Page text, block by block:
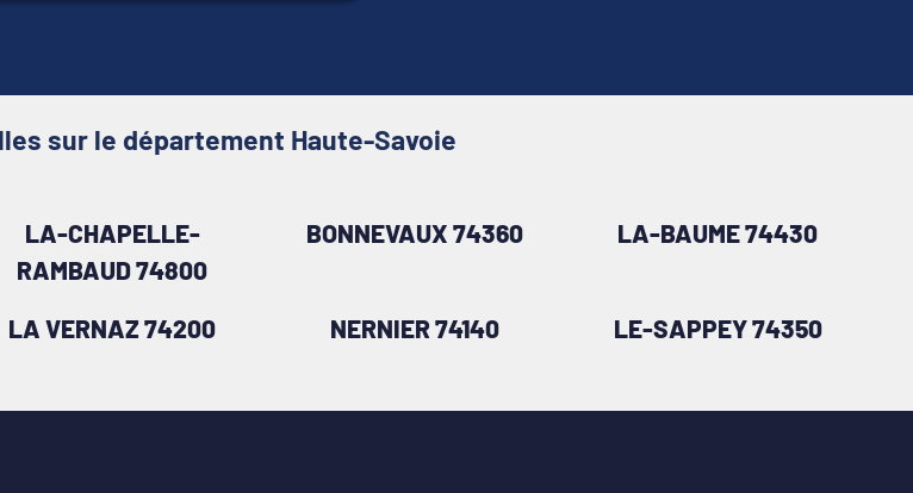
sur le département Haute-Savoie
LA-CHAPELLE-
RAMBAUD 74800
BONNEVAUX 74360 LA-BAUME 74430
LA VERNAZ 74200 NERNIER 74140 LE-SAPPEY 74350